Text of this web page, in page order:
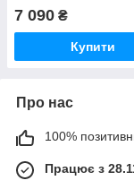
(4006850734016)
7 090 ₴
Купити
Про нас
100%
Працює з